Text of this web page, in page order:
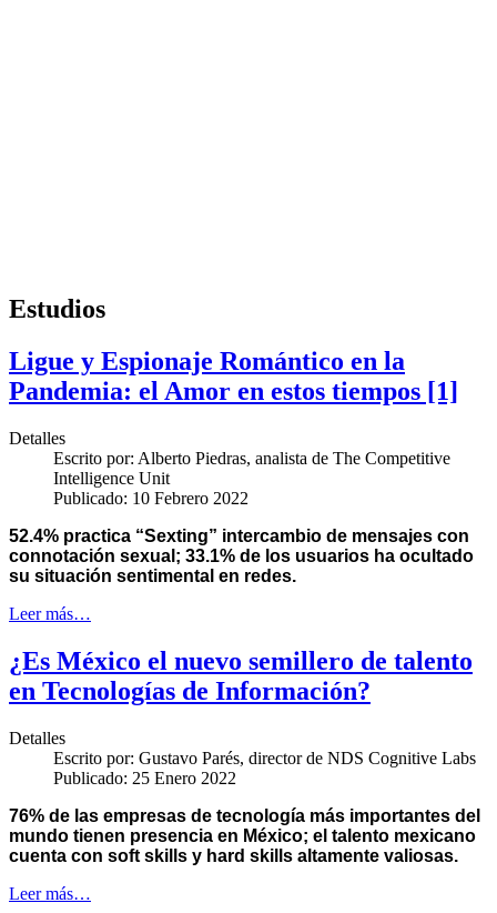
Estudios
Ligue y Espionaje Romántico en la
Pandemia: el Amor en estos tiempos [1]
Detalles
Escrito por: Alberto Piedras, analista de The Competitive
Intelligence Unit
Publicado: 10 Febrero 2022
52.4% practica “Sexting” intercambio de mensajes con
connotación sexual; 33.1% de los usuarios ha ocultado
su situación sentimental en redes.
Leer más…
¿Es México el nuevo semillero de talento
en Tecnologías de Información?
Detalles
Escrito por: Gustavo Parés, director de NDS Cognitive Labs
Publicado: 25 Enero 2022
76% de las empresas de tecnología más importantes del
mundo tienen presencia en México; el talento mexicano
cuenta con soft skills y hard skills altamente valiosas.
Leer más…